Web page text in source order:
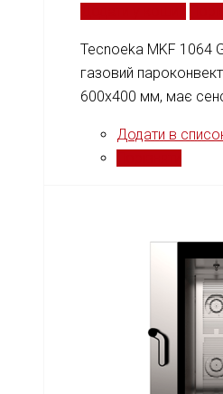
Tecnoeka MKF 1064
газовий
600х400 мм, має
Додати в